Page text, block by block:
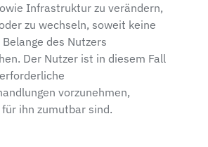
Infrastruktur zu verändern,
zu wechseln, soweit keine
des Nutzers
Der Nutzer ist in diesem Fall
vorzunehmen,
ihn zumutbar sind.